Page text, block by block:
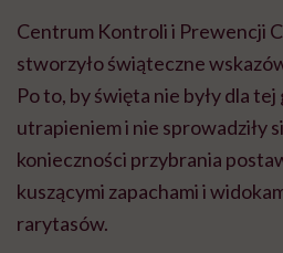
Centrum Kontroli i Prewencji
stworzyło świąteczne
Po to, by święta nie były dla
utrapieniem i nie sprowadziły
konieczności przybrania
kuszącymi zapachami i
rarytasów.